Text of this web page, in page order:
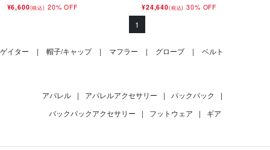
¥6,600(税込) 20% OFF
¥24,640(税込) 30% OFF
1
ゲイター 帽子/キャップ マフラー グローブ ベルト
アパレル | アパレルアクセサリー | バックパック
|
バックパックアクセサリー
| フットウェア | ギア